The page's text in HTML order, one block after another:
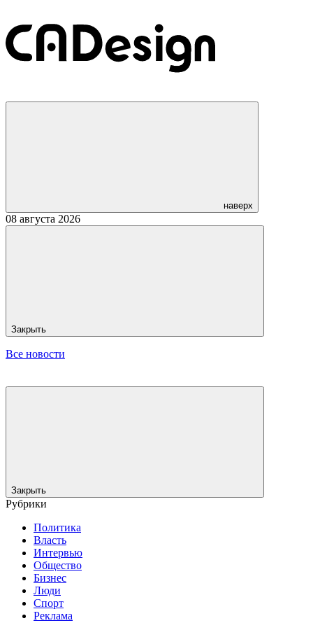
наверх
08 августа 2026
Закрыть
Все новости
Закрыть
Рубрики
Политика
Власть
Интервью
Общество
Бизнес
Люди
Спорт
Реклама